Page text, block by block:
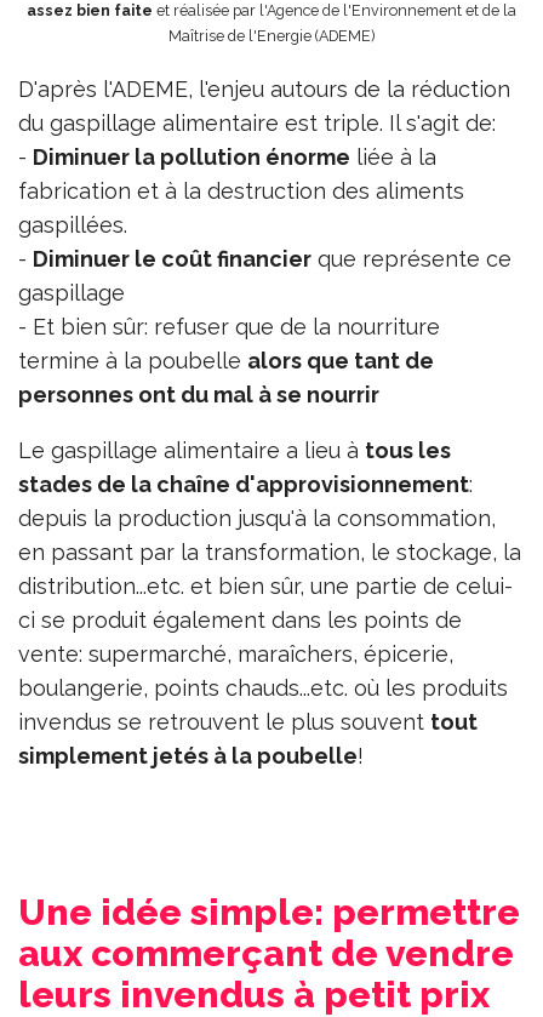
assez bien faite et réalisée par l'Agence de l'Environnement et de la
Maîtrise de l'Energie (ADEME)
D'après l'ADEME, l'enjeu autours de la réduction
du gaspillage alimentaire est triple. Il s'agit de:
- Diminuer la pollution énorme liée à la
fabrication et à la destruction des aliments
gaspillées.
- Diminuer le coût financier que représente ce
gaspillage
- Et bien sûr: refuser que de la nourriture
termine à la poubelle alors que tant de
personnes ont du mal à se nourrir
Le gaspillage alimentaire a lieu à tous les
stades de la chaîne d'approvisionnement:
depuis la production jusqu'à la consommation,
en passant par la transformation, le stockage, la
distribution...etc. et bien sûr, une partie de celui-
ci se produit également dans les points de
vente: supermarché, maraîchers, épicerie,
boulangerie, points chauds...etc. où les produits
invendus se retrouvent le plus souvent tout
simplement jetés à la poubelle!
Une idée simple: permettre
aux commerçant de vendre
leurs invendus à petit prix